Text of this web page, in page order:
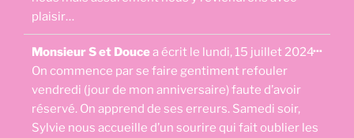
plaisir…
Monsieur S et Doucea écrit le lundi, 15 juillet 2024
On commence par se faire gentiment refouler
vendredi (jour de mon anniversaire) faute d’avoir
réservé. On apprend de ses erreurs. Samedi soir,
Sylvie nous accueille d’un sourire qui fait oublier les
...